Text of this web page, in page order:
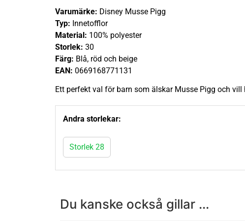
Varumärke: Disney Musse Pigg
Typ: Innetofflor
Material: 100% polyester
Storlek: 30
Färg: Blå, röd och beige
EAN: 0669168771131
Ett perfekt val för barn som älskar Musse Pigg och
Andra storlekar:
Storlek 28
Du kanske också gillar ...